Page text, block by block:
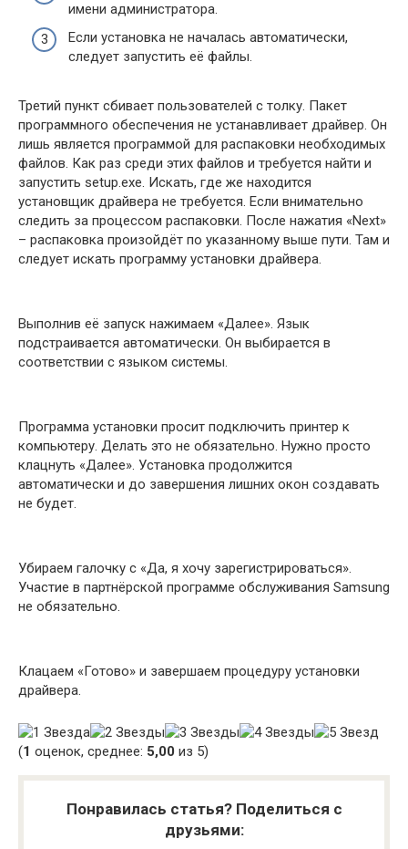
имени администратора.
Если установка не началась автоматически,
следует запустить её файлы.
Третий пункт сбивает пользователей с толку. Пакет
программного обеспечения не устанавливает драйвер. Он
лишь является программой для распаковки необходимых
файлов. Как раз среди этих файлов и требуется найти и
запустить setup.exe. Искать, где же находится
установщик драйвера не требуется. Если внимательно
следить за процессом распаковки. После нажатия «Next»
– распаковка произойдёт по указанному выше пути. Там и
следует искать программу установки драйвера.
Выполнив её запуск нажимаем «Далее». Язык
подстраивается автоматически. Он выбирается в
соответствии с языком системы.
Программа установки просит подключить принтер к
компьютеру. Делать это не обязательно. Нужно просто
клацнуть «Далее». Установка продолжится
автоматически и до завершения лишних окон создавать
не будет.
Убираем галочку с «Да, я хочу зарегистрироваться».
Участие в партнёрской программе обслуживания Samsung
не обязательно.
Клацаем «Готово» и завершаем процедуру установки
драйвера.
(1 оценок, среднее: 5,00 из 5)
Понравилась статья? Поделиться с
друзьями: